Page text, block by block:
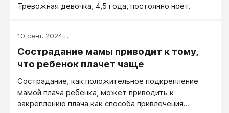
Тревожная девочка, 4,5 года, постоянно ноет.
10 сент. 2024 г.
Сострадание мамы приводит к тому,
что ребенок плачет чаще
Сострадание, как положительное подкрепление
мамой плача ребенка, может приводить к
закреплению плача как способа привлечения